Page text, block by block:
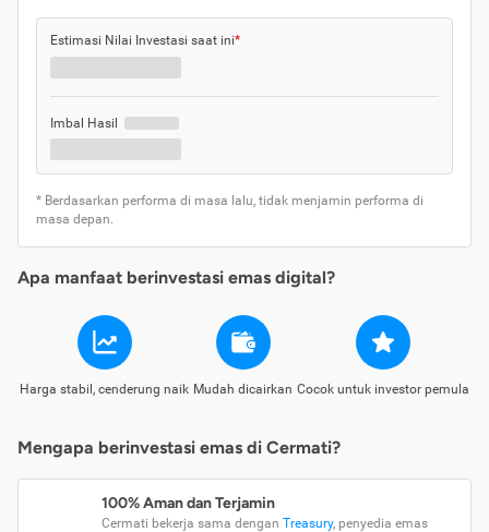
Estimasi Nilai Investasi saat ini*
Imbal Hasil
* Berdasarkan performa di masa lalu, tidak menjamin performa di
masa depan.
Apa manfaat berinvestasi emas digital?
Harga stabil, cenderung naik Mudah dicairkan Cocok untuk investor pemula
Mengapa berinvestasi emas di Cermati?
100% Aman dan Terjamin
Cermati bekerja sama dengan Treasury, penyedia emas